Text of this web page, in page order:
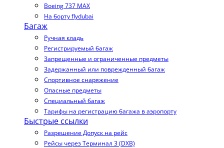
Boeing 737 MAX
На борту flydubai
Багаж
Ручная кладь
Регистрируемый багаж
Запрещенные и ограниченные предметы
Задержанный или поврежденный багаж
Спортивное снаряжение
Опасные предметы
Специальный багаж
Тарифы на регистрацию багажа в аэропорту
Быстрые ссылки
Разрешение Допуск на рейс
Рейсы через Терминал 3 (DXB)